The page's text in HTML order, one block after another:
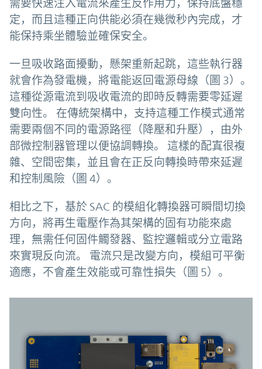
需要快速注入電流來產生反作用力，保持底盤穩
定，而且這種正向供能必須在幾微秒內完成，才
能保持乘坐體驗並確保安全。
一旦吸收路面擾動，懸架重新起跳，這些執行器
就會作為發電機，將電能返回電源母線（圖 3）。
這種從源電流到吸收電流的即時反轉需要零延遲
雙向性。 在傳統架構中，支持這種工作模式通常
需要兩個不同的電源路徑（降壓和升壓），由外
部微控制器管理以便協調轉換。 這樣的配寘很複
雜、空間密集，並且會在正反向轉換時帶來延遲
和控制風險（圖 4）。
相比之下，基於 SAC 的模組化轉換器可瞬間切換
方向，將再生電壓作為其架構的固有功能來處
理，無需任何固件觸發器、監控邏輯或分立電路
來實現反向流。 電流只是改變方向，模組可平衡
適應，不會產生效能或可靠性損失（圖 5）。